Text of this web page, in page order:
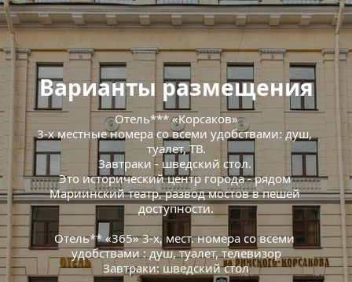
Варианты размещения
Отель*** «Корсаков»
3-х местные номера со всеми удобствами: душ,
туалет, ТВ.
Завтраки - шведский стол.
Это исторический центр города - рядом
Мариинский театр, развод мостов в пешей
доступности.
Отель** «365» 3-х, мест. номера со всеми
удобствами : душ, туалет, телевизор
Завтраки: шведский стол